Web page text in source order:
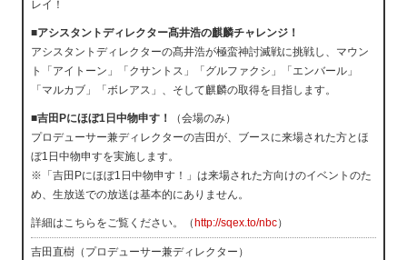
レイ！
■アシスタントディレクター髙井浩の麒麟チャレンジ！
アシスタントディレクターの髙井浩が極蛮神討滅戦に挑戦し、マウン
ト「アイトーン」「クサントス」「グルファクシ」「エンバール」
「マルカブ」「ボレアス」、そして麒麟の取得を目指します。
■吉田Pにほぼ1日中物申す！
（会場のみ）
プロデューサー兼ディレクターの吉田が、ブースに来場された方とほ
ぼ1日中物申すを実施します。
※「吉田Pにほぼ1日中物申す！」は来場された方向けのイベントのた
め、生放送での放送は基本的にありません。
詳細はこちらをご覧ください。（ http://sqex.to/nbc）
吉田直樹（プロデューサー兼ディレクター）